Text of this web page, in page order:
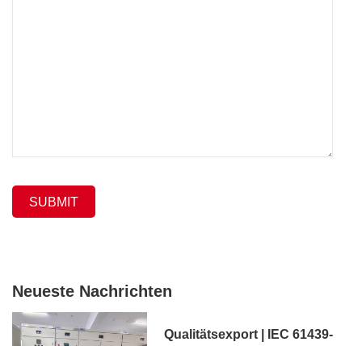
SUBMIT
Neueste Nachrichten
Qualitätsexport | IEC 61439-